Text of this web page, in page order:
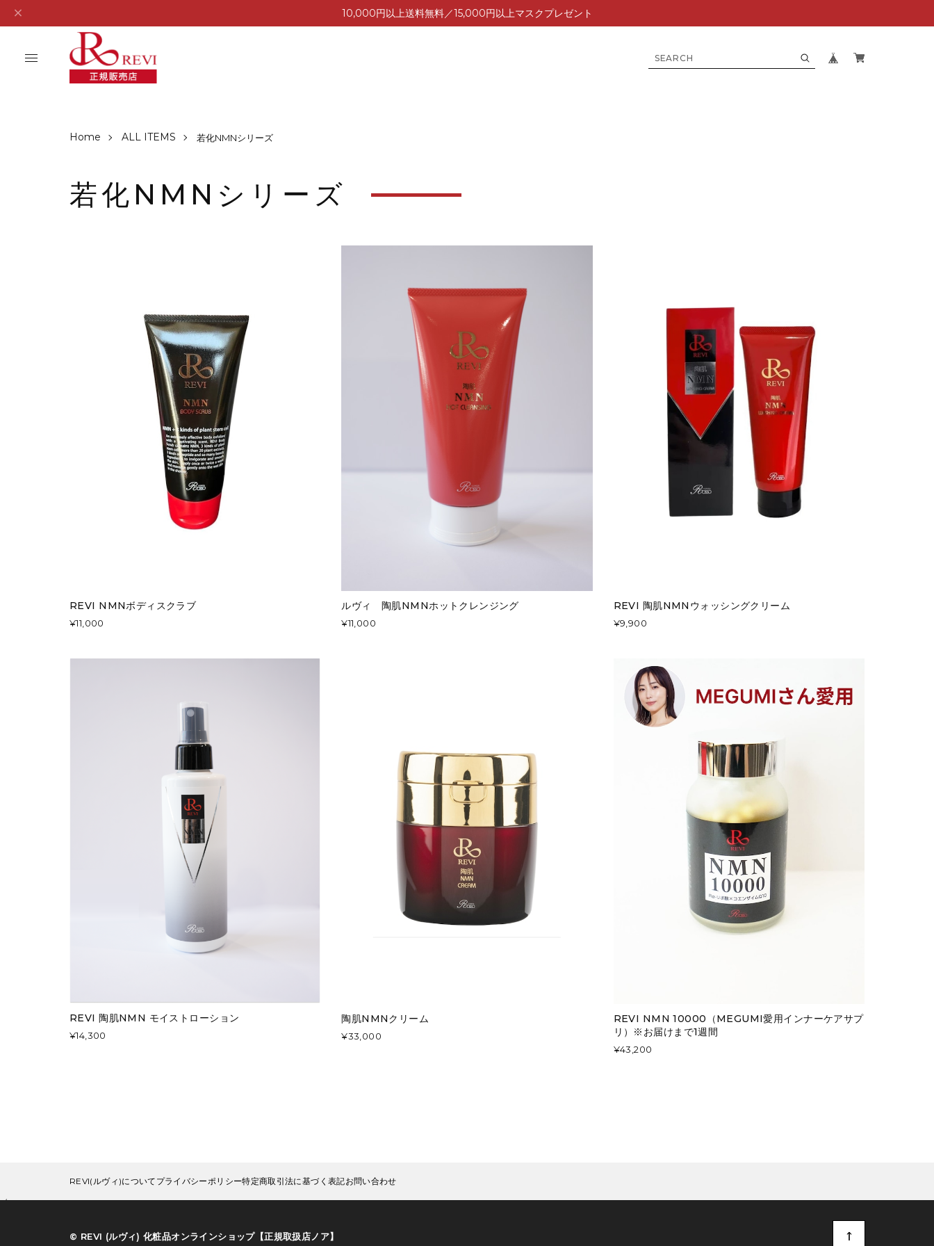
10,000円以上送料無料／15,000円以上マスクプレゼント
Home ALL ITEMS 若化NMNシリーズ
若化NMNシリーズ
REVI NMNボディスクラブ
¥11,000
ルヴィ 陶肌NMNホットクレンジング
¥11,000
REVI 陶肌NMNウォッシングクリーム
¥9,900
REVI 陶肌NMN モイストローション
¥14,300
陶肌NMNクリーム
¥33,000
REVI NMN 10000（MEGUMI愛用インナーケアサプ
リ）※お届けまで1週間
¥43,200
{/block:NotContactPage}
REVI(ルヴィ)について プライバシーポリシー特定商取引法に基づく表記お問い合わせ
©︎ REVI (ルヴィ) 化粧品オンラインショップ【正規取扱店ノア】